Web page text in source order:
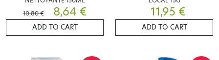
10,80 €
8,64 €
ADD TO CART
11,95 €
ADD TO CART